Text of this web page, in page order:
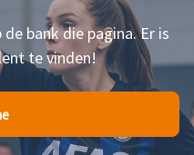
bank die pagina. Er is
te vinden!